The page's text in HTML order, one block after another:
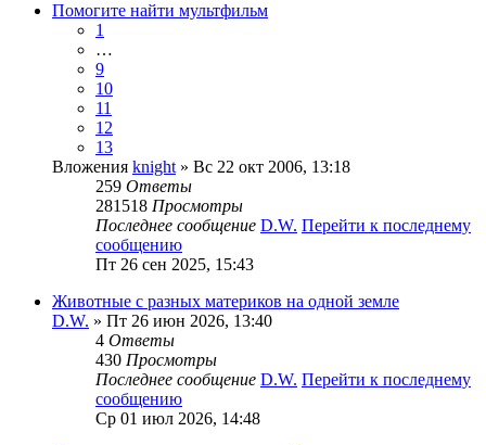
Помогите найти мультфильм
1
…
9
10
11
12
13
Вложения knight » Вс 22 окт 2006, 13:18
259 Ответы
281518 Просмотры
Последнее сообщение D.W. Перейти к последнему
сообщению
Пт 26 сен 2025, 15:43
Животные с разных материков на одной земле
D.W. » Пт 26 июн 2026, 13:40
4 Ответы
430 Просмотры
Последнее сообщение D.W. Перейти к последнему
сообщению
Ср 01 июл 2026, 14:48